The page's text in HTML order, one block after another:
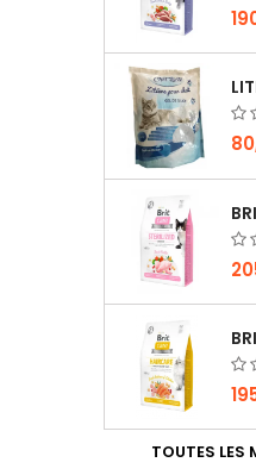
TOUTES LES